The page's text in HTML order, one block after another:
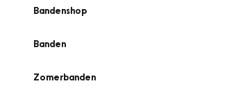
Bandenshop
Banden
Zomerbanden